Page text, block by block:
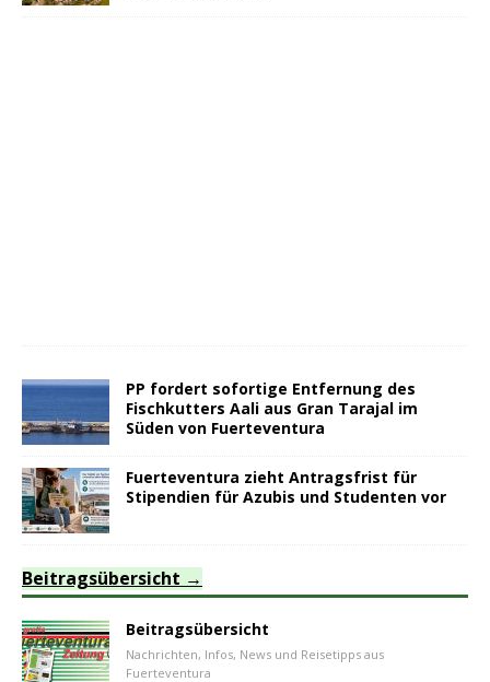
PP fordert sofortige Entfernung des
Fischkutters Aali aus Gran Tarajal im
Süden von Fuerteventura
Fuerteventura zieht Antragsfrist für
Stipendien für Azubis und Studenten vor
Beitragsübersicht
Beitragsübersicht
Nachrichten, Infos, News und Reisetipps aus
Fuerteventura